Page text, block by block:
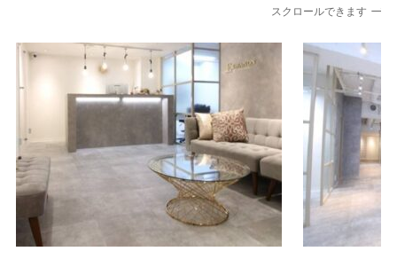
スクロールできます